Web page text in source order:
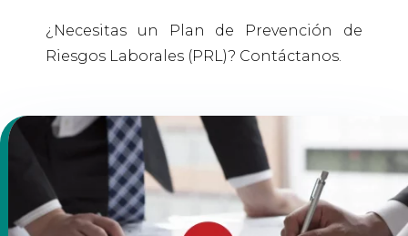
¿Necesitas un Plan de Prevención de
Riesgos Laborales (PRL)? Contáctanos.